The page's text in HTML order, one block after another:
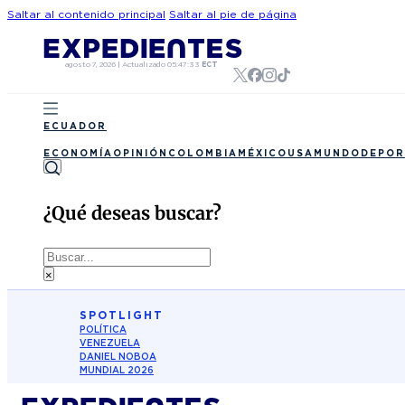
Saltar al contenido principal Saltar al pie de página
agosto 7, 2026 | Actualizado 05:47:33 ECT
ECUADOR
ECONOMÍA OPINIÓN COLOMBIA MÉXICO USA MUNDO
¿Qué deseas buscar?
Buscar
×
SPOTLIGHT
POLÍTICA
VENEZUELA
DANIEL NOBOA
MUNDIAL 2026